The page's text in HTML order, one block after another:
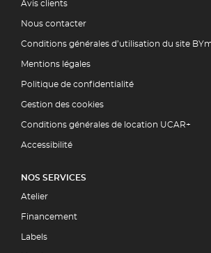
Avis clients
Nous contacter
Conditions générales d’utilisation du site
Mentions légales
Politique de confidentialité
Gestion des cookies
Conditions générales de location UCAR+
Accessibilité
NOS SERVICES
Atelier
Financement
Labels